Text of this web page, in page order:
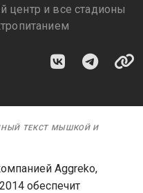
и все стадионы
ТЕКСТ МЫШКОЙ И
Aggreko,
обеспечит